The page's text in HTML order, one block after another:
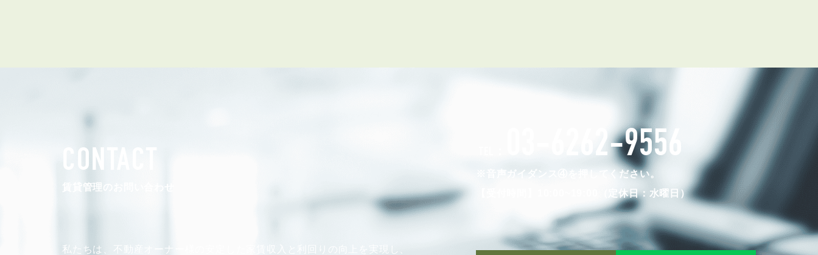
03-6262-9556 無料で賃料査定する 解約手続きはこちら
管理のお問い合わせ LINEお問い合わせ
CONTACT
賃貸管理のお問い合わせ
私たちは、不動産オーナー様の安定した
家賃収入と利回りの向上を実現し、
03-6262-9556
※音声ガイダンス④を押してください。
【受付時間】10:00~19:00（定休日：水曜日）